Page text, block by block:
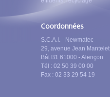
Coordonnées
S.C.A.I. - Newmatec
29, avenue Jean Mantelet
Bât B1 61000 - Alençon
Tél : 02 50 39 00 00
Fax : 02 33 29 54 19